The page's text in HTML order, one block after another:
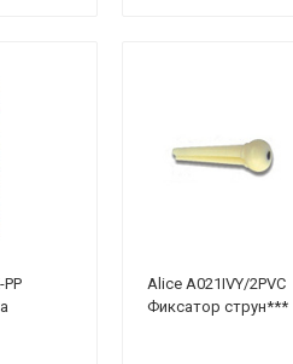
Alice A021IVY/2PVC
Фиксатор струн***